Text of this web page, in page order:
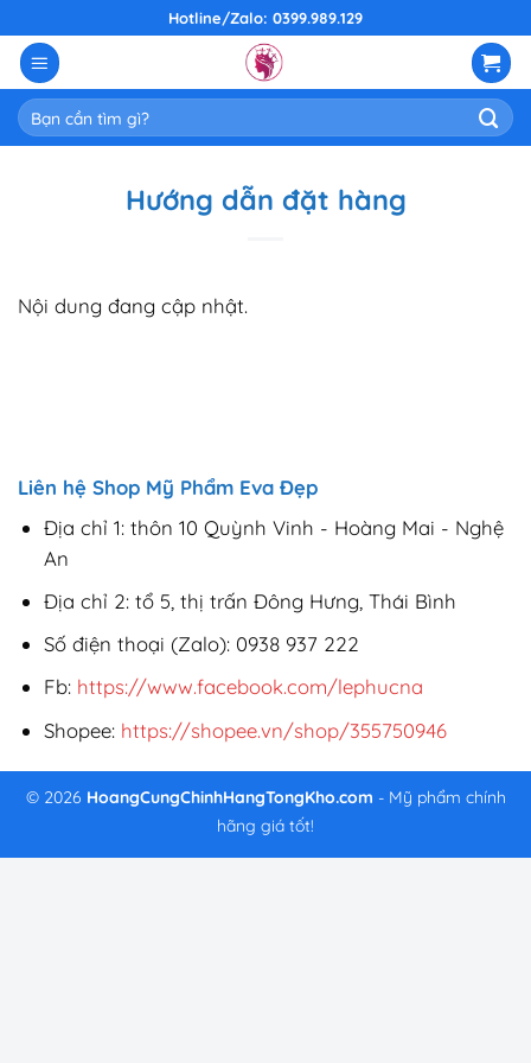
content
Hotline/Zalo: 0399.989.129
Tìm
kiếm:
Hướng dẫn đặt hàng
Nội dung đang cập nhật.
Liên hệ Shop Mỹ Phẩm Eva Đẹp
Địa chỉ 1: thôn 10 Quỳnh Vinh - Hoàng Mai - Nghệ
An
Địa chỉ 2: tổ 5, thị trấn Đông Hưng, Thái Bình
Số điện thoại (Zalo): 0938 937 222
Fb: https://www.facebook.com/lephucna
Shopee: https://shopee.vn/shop/355750946
© 2026 HoangCungChinhHangTongKho.com - Mỹ phẩm chính
hãng giá tốt!